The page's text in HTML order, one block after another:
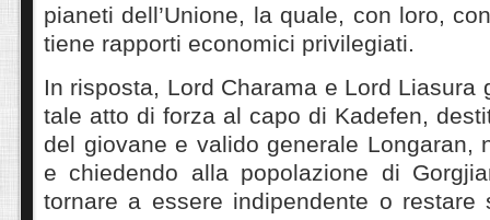
pianeti dell’Unione, la quale, con loro,
tiene rapporti economici privilegiati.
In risposta, Lord Charama e Lord Liasura
tale atto di forza al capo di Kadefen,
del giovane e valido generale Longaran,
e chiedendo alla popolazione di
tornare a essere indipendente o restare